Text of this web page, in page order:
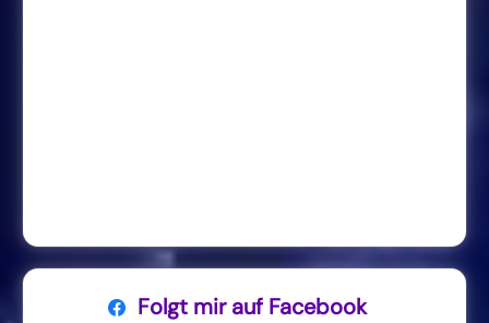
Folgt mir auf Facebook